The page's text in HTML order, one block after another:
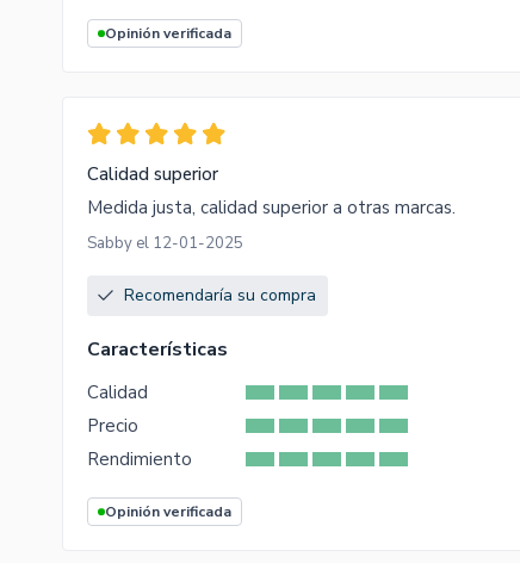
Opinión verificada
Calidad superior
Medida justa, calidad superior a otras marcas.
Sabby el 12-01-2025
Recomendaría su compra
Características
Calidad
Precio
Rendimiento
Opinión verificada